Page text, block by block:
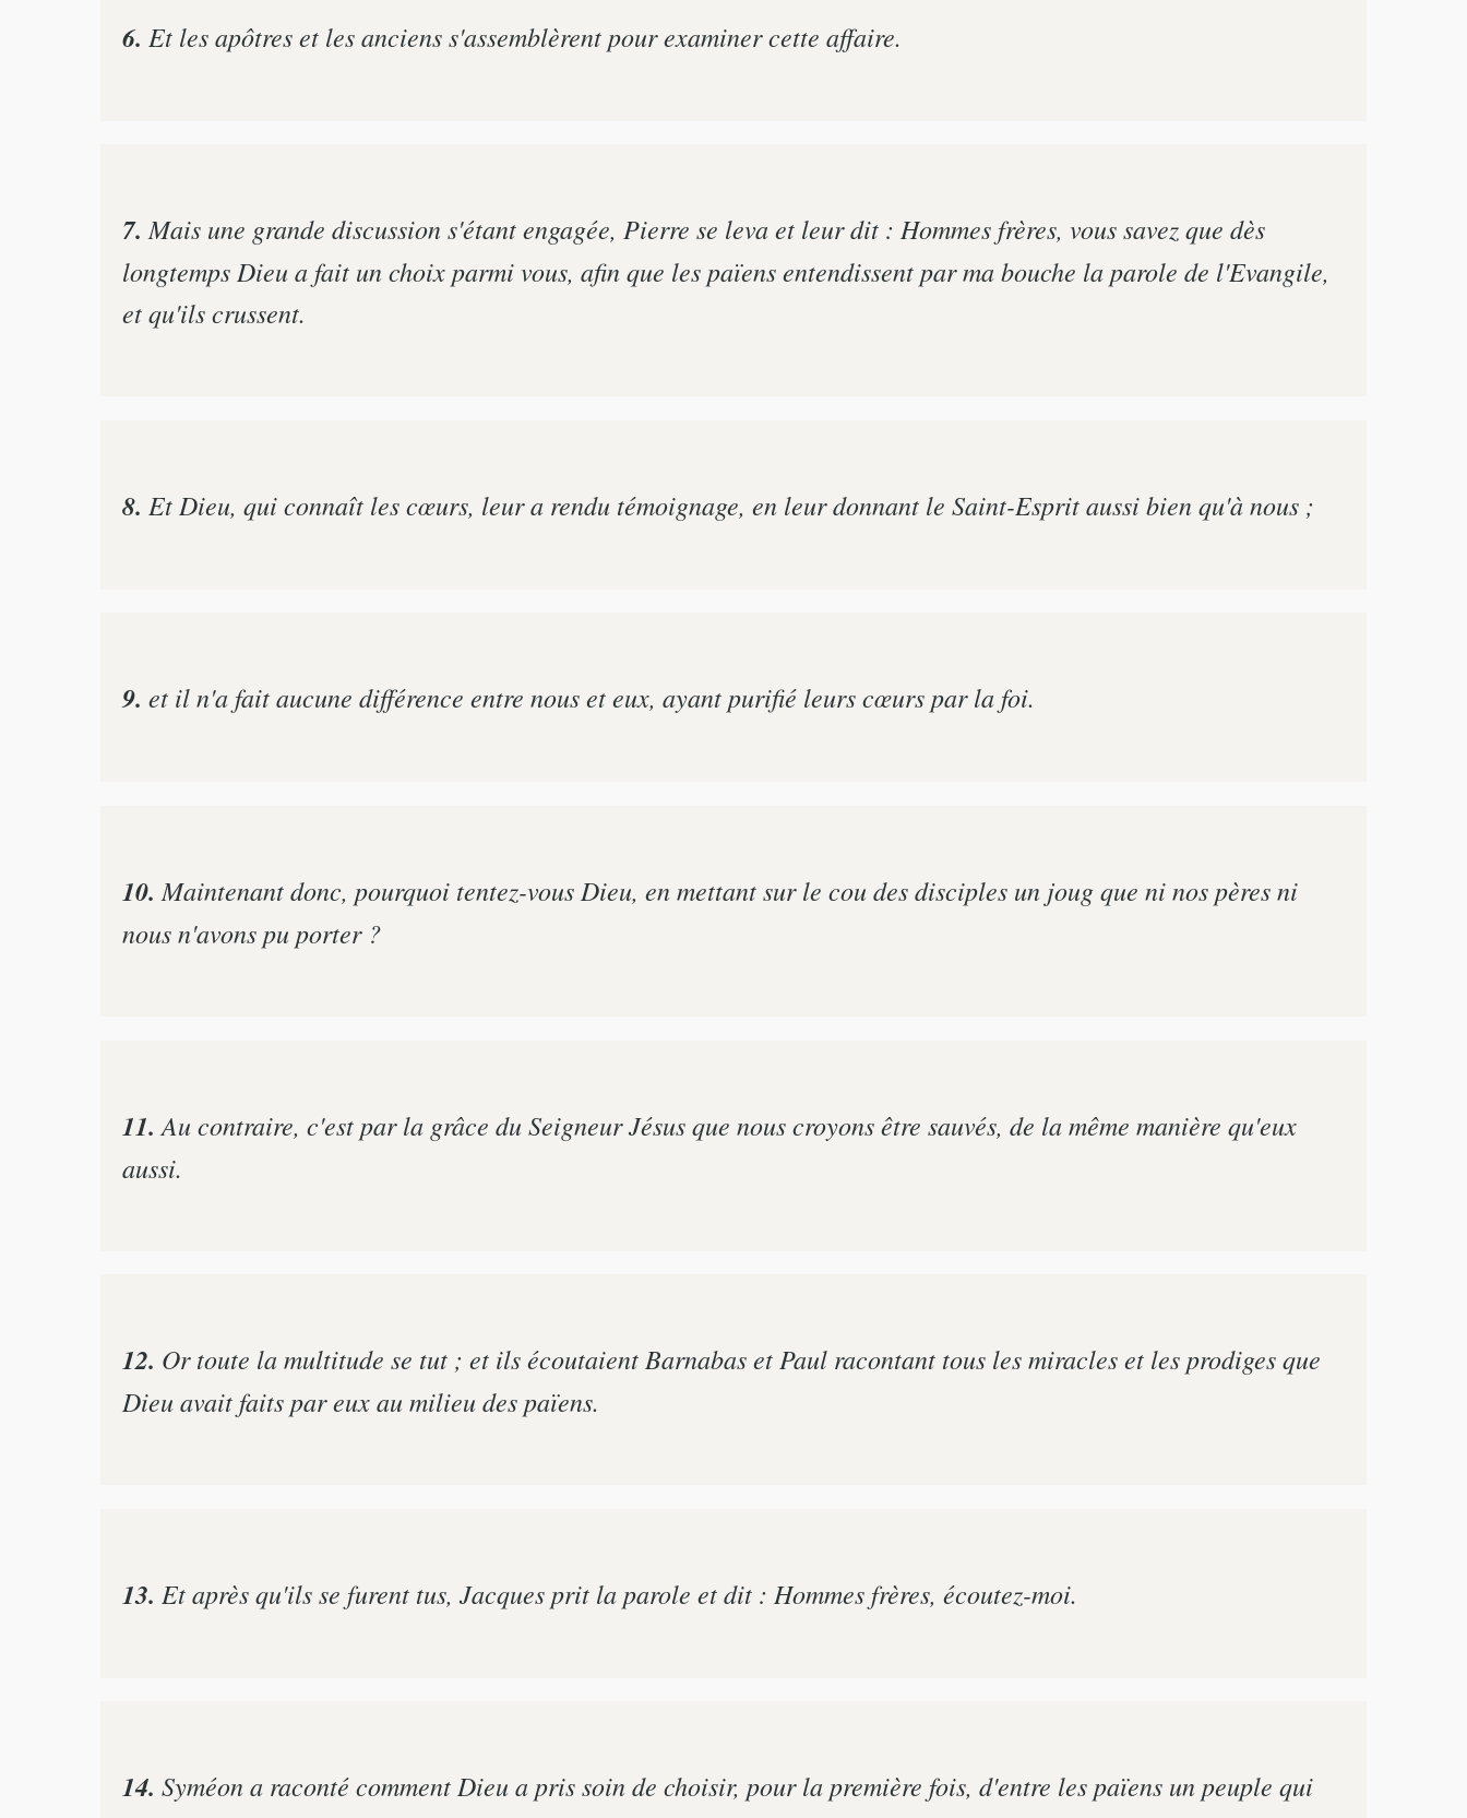
6. Et les apôtres et les anciens s'assemblèrent pour examiner cette affaire.
7. Mais une grande discussion s'étant engagée, Pierre se leva et leur dit : Hommes frères, vous savez que dès
longtemps Dieu a fait un choix parmi vous, afin que les païens entendissent par ma bouche la parole de l'Evangile,
et qu'ils crussent.
8. Et Dieu, qui connaît les cœurs, leur a rendu témoignage, en leur donnant le Saint-Esprit aussi bien qu'à nous ;
9. et il n'a fait aucune différence entre nous et eux, ayant purifié leurs cœurs par la foi.
10. Maintenant donc, pourquoi tentez-vous Dieu, en mettant sur le cou des disciples un joug que ni nos pères ni
nous n'avons pu porter ?
11. Au contraire, c'est par la grâce du Seigneur Jésus que nous croyons être sauvés, de la même manière qu'eux
aussi.
12. Or toute la multitude se tut ; et ils écoutaient Barnabas et Paul racontant tous les miracles et les prodiges que
Dieu avait faits par eux au milieu des païens.
13. Et après qu'ils se furent tus, Jacques prit la parole et dit : Hommes frères, écoutez-moi.
14. Syméon a raconté comment Dieu a pris soin de choisir, pour la première fois, d'entre les païens un peuple qui